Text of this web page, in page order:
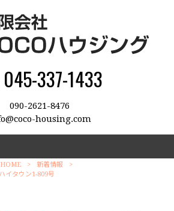
045-337-1433
090-2621-8476
housing.com
> 新着情報
>
イタウン1-809号